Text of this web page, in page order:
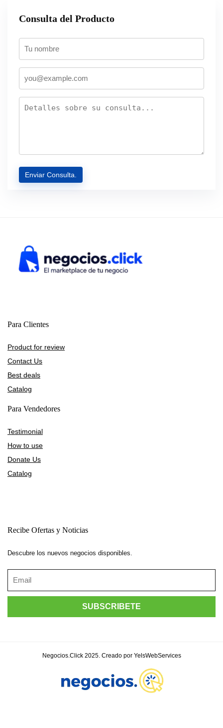
Consulta del Producto
Para Clientes
Product for review
Contact Us
Best deals
Catalog
Para Vendedores
Testimonial
How to use
Donate Us
Catalog
Recibe Ofertas y Noticias
Descubre los nuevos negocios disponibles.
Negocios.Click 2025. Creado por YelsWebServices